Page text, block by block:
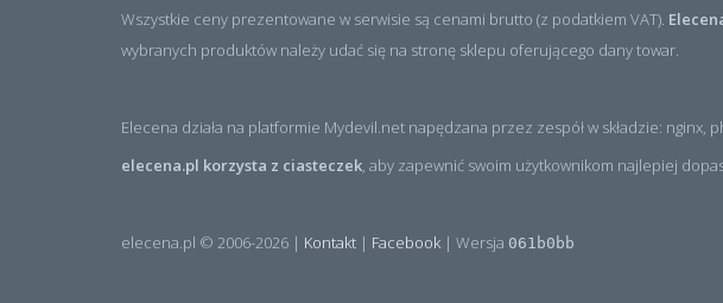
Wszystkie ceny prezentowane w serwisie są cenami brutto (z podatkiem VAT).
wybranych produktów należy udać się na stronę sklepu oferującego dany towar.
Elecena działa na platformie Mydevil.net napędzana przez zespół w składzie: nginx,
elecena.pl korzysta z ciasteczek, aby zapewnić swoim użytkownikom najlepiej
elecena.pl © 2006-2026 | Kontakt | Facebook | Wersja 061b0bb